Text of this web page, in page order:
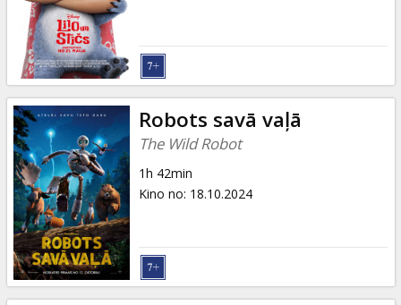
kartes
Uzkodas
B2B
Kino
Klubs
Robots savā vaļā
The Wild Robot
1h 42min
Kino no: 18.10.2024